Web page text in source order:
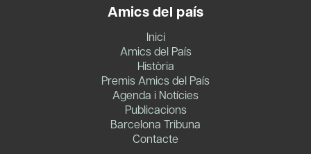
Amics del país
Inici
Amics del País
Història
Premis Amics del País
Agenda i Notícies
Publicacions
Barcelona Tribuna
Contacte